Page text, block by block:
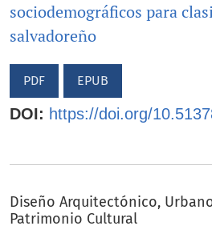
sociodemográficos para
salvadoreño
PDF EPUB
DOI: https://doi.org/
Diseño Arquitectónico,
Patrimonio Cultural